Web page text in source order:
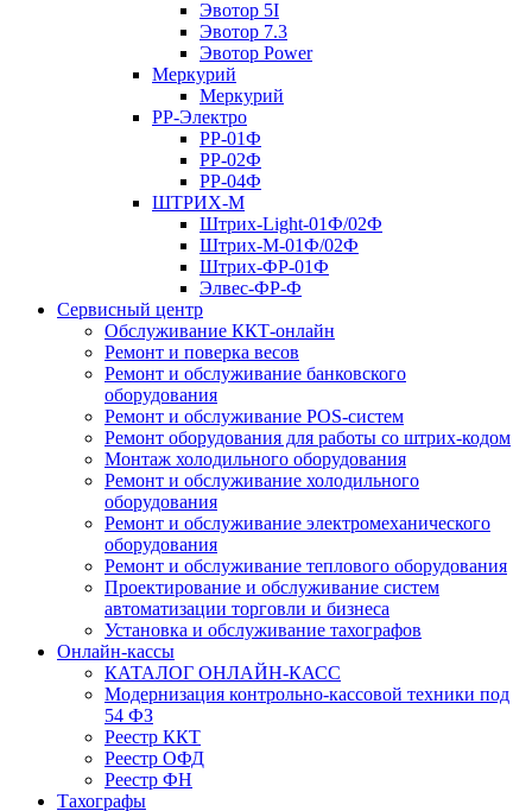
Эвотор 5I
Эвотор 7.3
Эвотор Power
Меркурий
Меркурий
РР-Электро
РР-01Ф
РР-02Ф
РР-04Ф
ШТРИХ-М
Штрих-Light-01Ф/02Ф
Штрих-М-01Ф/02Ф
Штрих-ФР-01Ф
Элвес-ФР-Ф
Сервисный центр
Обслуживание ККТ-онлайн
Ремонт и поверка весов
Ремонт и обслуживание банковского
оборудования
Ремонт и обслуживание POS-систем
Ремонт оборудования для работы со штрих-кодом
Монтаж холодильного оборудования
Ремонт и обслуживание холодильного
оборудования
Ремонт и обслуживание электромеханического
оборудования
Ремонт и обслуживание теплового оборудования
Проектирование и обслуживание систем
автоматизации торговли и бизнеса
Установка и обслуживание тахографов
Онлайн-кассы
КАТАЛОГ ОНЛАЙН-КАСС
Модернизация контрольно-кассовой техники под
54 ФЗ
Реестр ККТ
Реестр ОФД
Реестр ФН
Тахографы